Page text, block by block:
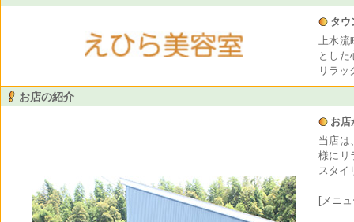
タウ
上水流
とした
リラッ
お店の紹介
お店
当店は
様にリ
スタイ
[メニ